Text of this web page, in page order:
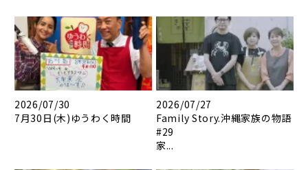
2026/07/30
7月30日(木)ゆうわく時間
2026/07/27
Family Story.沖縄家族の物語
#29
家...